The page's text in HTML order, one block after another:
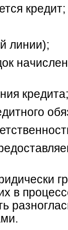
кредит;
линии);
кредита;
в